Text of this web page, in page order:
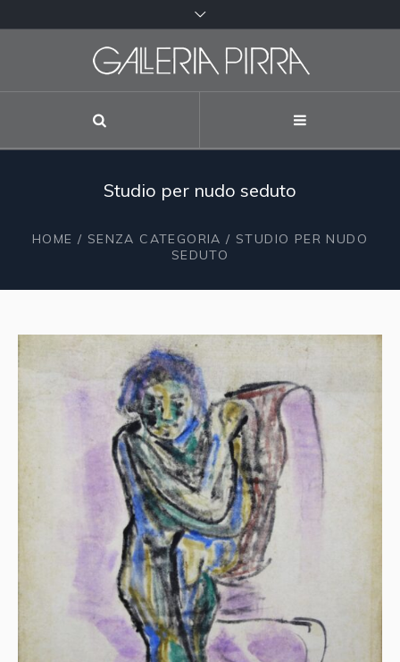
Studio per nudo seduto
HOME / SENZA CATEGORIA / STUDIO PER NUDO
SEDUTO